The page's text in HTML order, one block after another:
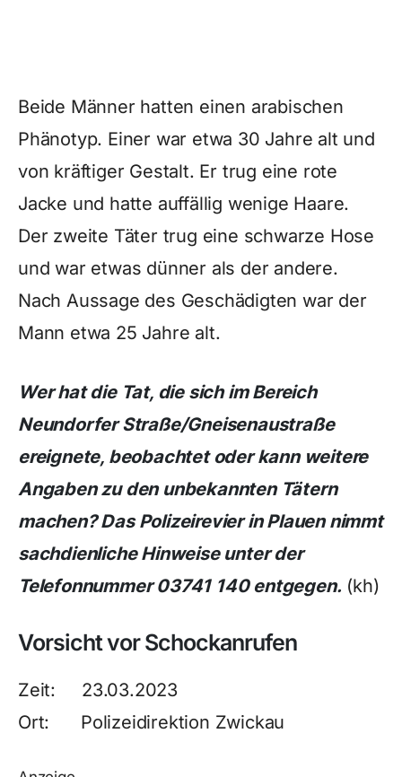
Beide Männer hatten einen arabischen
Phänotyp. Einer war etwa 30 Jahre alt und
von kräftiger Gestalt. Er trug eine rote
Jacke und hatte auffällig wenige Haare.
Der zweite Täter trug eine schwarze Hose
und war etwas dünner als der andere.
Nach Aussage des Geschädigten war der
Mann etwa 25 Jahre alt.
Wer hat die Tat, die sich im Bereich
Neundorfer Straße/Gneisenaustraße
ereignete, beobachtet oder kann weitere
Angaben zu den unbekannten Tätern
machen? Das Polizeirevier in Plauen nimmt
sachdienliche Hinweise unter der
Telefonnummer 03741 140 entgegen. (kh)
Vorsicht vor Schockanrufen
Zeit: 23.03.2023
Ort: Polizeidirektion Zwickau